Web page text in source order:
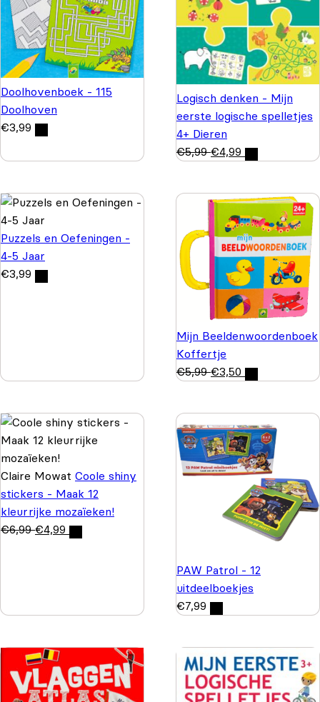
Doolhovenboek - 115
Doolhoven
€3,99
Logisch denken - Mijn
eerste logische spelletjes
4+ Dieren
€5,99 €4,99
Puzzels en Oefeningen -
4-5 Jaar
€3,99
Mijn Beeldenwoordenboek
Koffertje
€5,99 €3,50
Claire Mowat Coole shiny
stickers - Maak 12
kleurrijke mozaïeken!
€6,99 €4,99
PAW Patrol - 12
uitdeelboekjes
€7,99